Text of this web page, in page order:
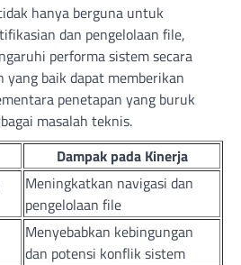
hanya berguna untuk
dan pengelolaan file,
performa sistem secara
yang baik dapat memberikan
penetapan yang buruk
masalah teknis.
Dampak pada Kinerja
Meningkatkan navigasi dan
pengelolaan file
Menyebabkan kebingungan
dan potensi konflik sistem